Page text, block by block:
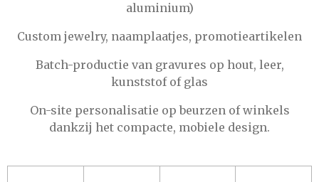
aluminium)
Custom jewelry, naamplaatjes, promotieartikelen
Batch-productie van gravures op hout, leer,
kunststof of glas
On-site personalisatie op beurzen of winkels
dankzij het compacte, mobiele design.